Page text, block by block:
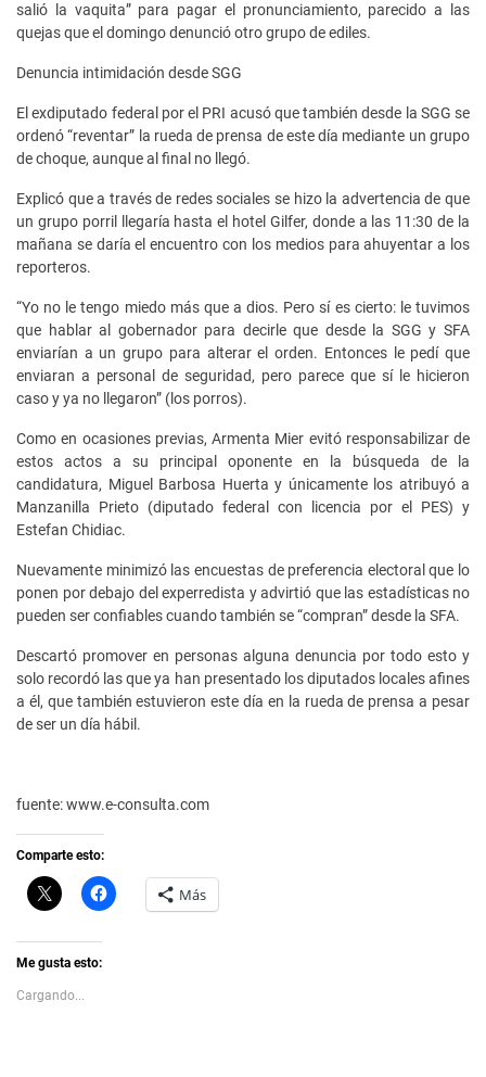
salió la vaquita” para pagar el pronunciamiento, parecido a las
quejas que el domingo denunció otro grupo de ediles.
Denuncia intimidación desde SGG
El exdiputado federal por el PRI acusó que también desde la SGG se
ordenó “reventar” la rueda de prensa de este día mediante un grupo
de choque, aunque al final no llegó.
Explicó que a través de redes sociales se hizo la advertencia de que
un grupo porril llegaría hasta el hotel Gilfer, donde a las 11:30 de la
mañana se daría el encuentro con los medios para ahuyentar a los
reporteros.
“Yo no le tengo miedo más que a dios. Pero sí es cierto: le tuvimos
que hablar al gobernador para decirle que desde la SGG y SFA
enviarían a un grupo para alterar el orden. Entonces le pedí que
enviaran a personal de seguridad, pero parece que sí le hicieron
caso y ya no llegaron” (los porros).
Como en ocasiones previas, Armenta Mier evitó responsabilizar de
estos actos a su principal oponente en la búsqueda de la
candidatura, Miguel Barbosa Huerta y únicamente los atribuyó a
Manzanilla Prieto (diputado federal con licencia por el PES) y
Estefan Chidiac.
Nuevamente minimizó las encuestas de preferencia electoral que lo
ponen por debajo del experredista y advirtió que las estadísticas no
pueden ser confiables cuando también se “compran” desde la SFA.
Descartó promover en personas alguna denuncia por todo esto y
solo recordó las que ya han presentado los diputados locales afines
a él, que también estuvieron este día en la rueda de prensa a pesar
de ser un día hábil.
fuente: www.e-consulta.com
Comparte esto:
C
l
k
t
s
h
H
a Más
Me gusta esto:
Cargando...